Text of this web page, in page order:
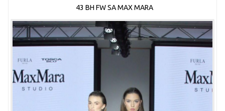
43 BH FW SA MAX MARA